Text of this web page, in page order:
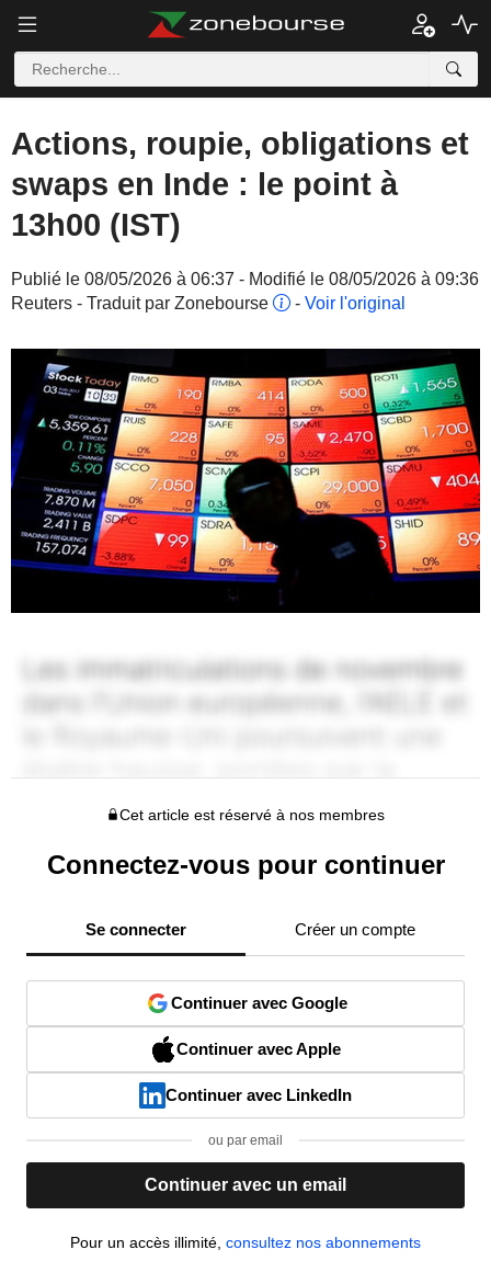
Actions, roupie, obligations et
swaps en Inde : le point à
13h00 (IST)
Publié le 08/05/2026 à 06:37 - Modifié le 08/05/2026 à 09:36
Reuters - Traduit par Zonebourse
- Voir l'original
Cet article est réservé à nos membres
Connectez-vous pour continuer
Se connecter Créer un compte
Continuer avec Google
Continuer avec Apple
Continuer avec LinkedIn
ou par email
Continuer avec un email
Pour un accès illimité, consultez nos abonnements